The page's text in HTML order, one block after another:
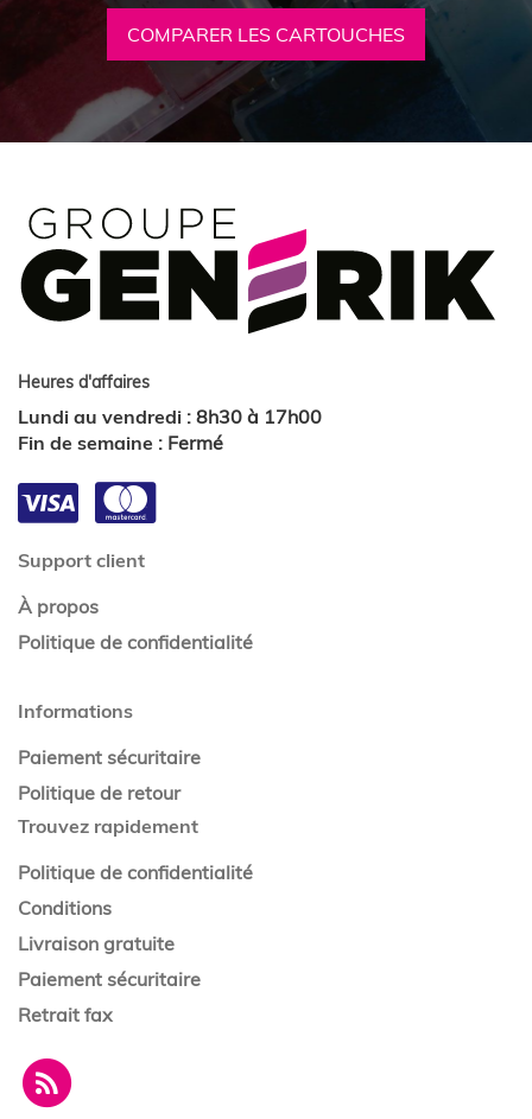
COMPARER LES CARTOUCHES
Heures d'affaires
Lundi au vendredi : 8h30 à 17h00
Fin de semaine : Fermé
Support client
À propos
Politique de confidentialité
Informations
Paiement sécuritaire
Politique de retour
Trouvez rapidement
Politique de confidentialité
Conditions
Livraison gratuite
Paiement sécuritaire
Retrait fax